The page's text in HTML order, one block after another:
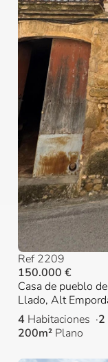
Ref 2209
150.000 €
Casa de pueblo
Llado, Alt
4 Habitaciones 2
200m² Plano